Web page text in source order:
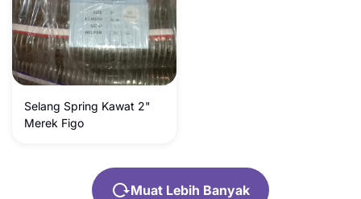
Selang Spring Kawat 2"
Merek Figo
Muat Lebih Banyak